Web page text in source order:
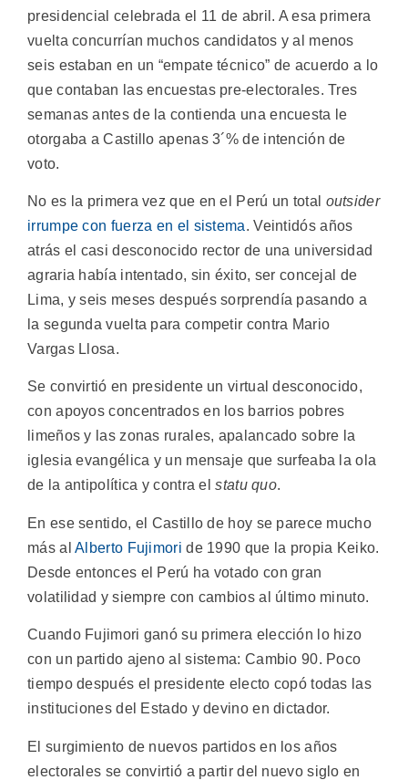
presidencial celebrada el 11 de abril. A esa primera
vuelta concurrían muchos candidatos y al menos
seis estaban en un “empate técnico” de acuerdo a lo
que contaban las encuestas pre-electorales. Tres
semanas antes de la contienda una encuesta le
otorgaba a Castillo apenas 3´% de intención de
voto.
No es la primera vez que en el Perú un total outsider
irrumpe con fuerza en el sistema. Veintidós años
atrás el casi desconocido rector de una universidad
agraria había intentado, sin éxito, ser concejal de
Lima, y seis meses después sorprendía pasando a
la segunda vuelta para competir contra Mario
Vargas Llosa.
Se convirtió en presidente un virtual desconocido,
con apoyos concentrados en los barrios pobres
limeños y las zonas rurales, apalancado sobre la
iglesia evangélica y un mensaje que surfeaba la ola
de la antipolítica y contra elstatu quo.
En ese sentido, el Castillo de hoy se parece mucho
más alAlberto Fujimori de 1990 que la propia Keiko.
Desde entonces el Perú ha votado con gran
volatilidad y siempre con cambios al último minuto.
Cuando Fujimori ganó su primera elección lo hizo
con un partido ajeno al sistema: Cambio 90. Poco
tiempo después el presidente electo copó todas las
instituciones del Estado y devino en dictador.
El surgimiento de nuevos partidos en los años
electorales se convirtió a partir del nuevo siglo en